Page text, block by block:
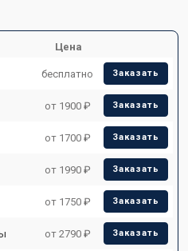
Цена
бесплатно Заказать
от 1900 ₽ Заказать
от 1700 ₽ Заказать
от 1990 ₽ Заказать
от 1750 ₽ Заказать
от 2790 ₽ Заказать